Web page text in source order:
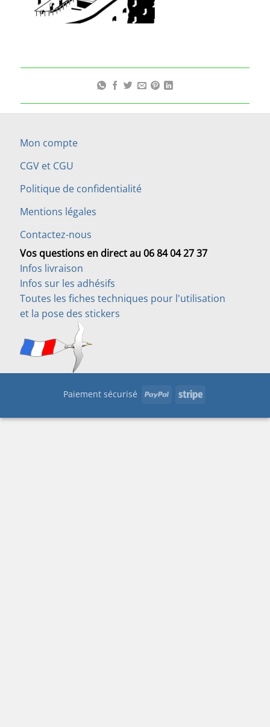
Mon compte
CGV et CGU
Politique de confidentialité
Mentions légales
Contactez-nous
Vos questions en direct au 06 84 04 27 37
Infos livraison
Infos sur les adhésifs
Toutes les fiches techniques pour l'utilisation
et la pose des stickers
Paiement sécurisé PayPal Stripe